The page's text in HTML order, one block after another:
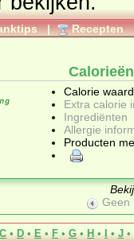
| Recepten
Calorie
Extra calorie
Ingrediënten
Allergie
Producten
Geen
C • D • E • F • G • H • I • J •